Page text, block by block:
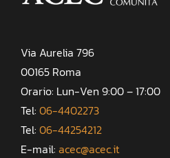
Via Aurelia 796
00165 Roma
Orario: Lun-Ven 9:00 – 17:00
Tel: 06-4402273
Tel: 06-44254212
E-mail: acec@acec.it